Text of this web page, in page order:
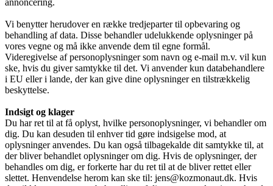
Vi benytter herudover en række tredjeparter til opbevaring og
behandling af data. Disse behandler udelukkende oplysninger på
vores vegne og må ikke anvende dem til egne formål.
Videregivelse af personoplysninger som navn og e-mail m.v. vil kun
ske, hvis du giver samtykke til det. Vi anvender kun databehandlere
i EU eller i lande, der kan give dine oplysninger en tilstrækkelig
beskyttelse.
Indsigt og klager
Du har ret til at få oplyst, hvilke personoplysninger, vi behandler om
dig. Du kan desuden til enhver tid gøre indsigelse mod, at
oplysninger anvendes. Du kan også tilbagekalde dit samtykke til, at
der bliver behandlet oplysninger om dig. Hvis de oplysninger, der
behandles om dig, er forkerte har du ret til at de bliver rettet eller
slettet. Henvendelse herom kan ske til: jens@kozmonaut.dk. Hvis